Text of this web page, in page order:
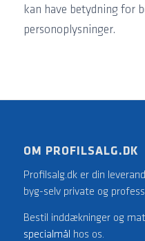
kan have betydning for
personoplysninger.
OM PROFILSALG.DK
Profilsalg.dk er din
byg-selv private og
Bestil inddækninger og
specialmål
hos os.